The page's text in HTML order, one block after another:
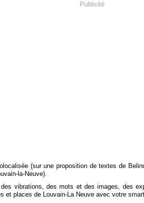
Publicité
(sur une proposition de textes de
la-Neuve).
vibrations, des mots et des images, des
et places de Louvain-La Neuve avec votre